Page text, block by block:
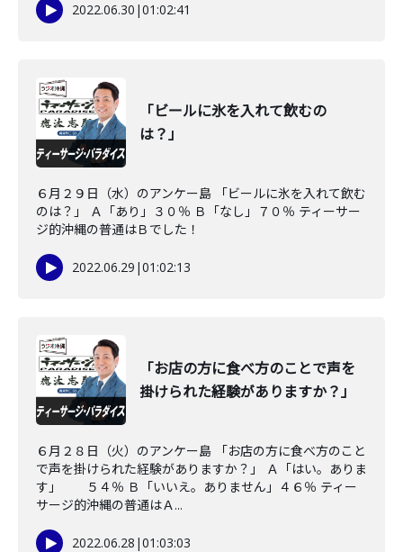
2022.06.30 |01:02:41
「ビールに氷を入れて飲むの
は？」
６月２９日（水）のアンケー島 「ビールに氷を入れて飲む
のは？」 Ａ「あり」３０％ Ｂ「なし」７０％ ティーサー
ジ的沖縄の普通はＢでした！
2022.06.29 |01:02:13
「お店の方に食べ方のことで声を
掛けられた経験がありますか？」
６月２８日（火）のアンケー島 「お店の方に食べ方のこと
で声を掛けられた経験がありますか？」 Ａ「はい。ありま
す」 ５４％ Ｂ「いいえ。ありません」４６％ ティー
サージ的沖縄の普通はＡ...
2022.06.28 |01:03:03